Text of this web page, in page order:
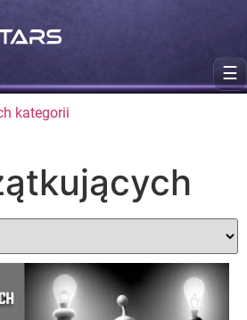
☰
kategorii